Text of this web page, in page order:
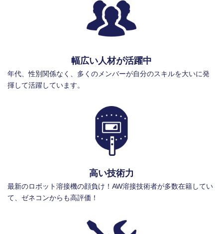
幅広い人材が活躍中
年代、性別関係なく、多くのメンバーが自分のスキルを大いに発
揮して活躍しています。
高い技術力
最新のロボット溶接機の顔負け！AW溶接技術者が多数在籍してい
て、ゼネコンからも高評価！